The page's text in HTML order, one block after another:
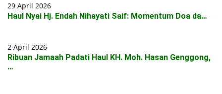
29 April 2026
Haul Nyai Hj. Endah Nihayati Saif: Momentum Doa da…
2 April 2026
Ribuan Jamaah Padati Haul KH. Moh. Hasan Genggong,
…